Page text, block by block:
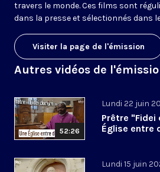
travers le monde. Ces films sont
dans la presse et sélectionnés dans
Visiter la page de l'émission
Autres vidéos de
52:26
Lundi 22 juin
Prêtre "Fidei
Église entre
Lundi 15 juin